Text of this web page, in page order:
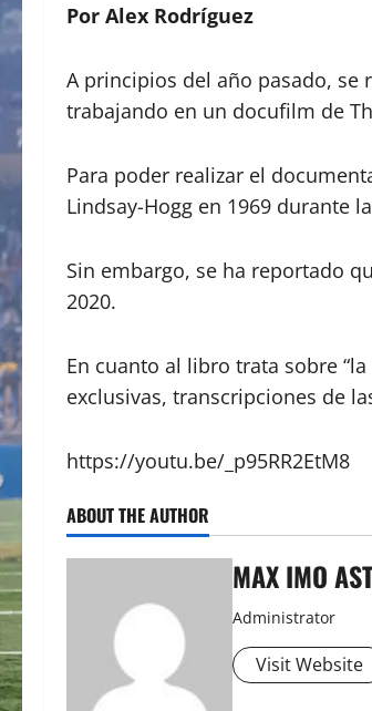
Por Alex Rodríguez
A principios del año pasado, se
trabajando en un docufilm de
Para poder realizar el
Lindsay-Hogg en 1969 durante
Sin embargo, se ha reportado
2020.
En cuanto al libro trata sobre
exclusivas, transcripciones de
https://youtu.be/_p95RR2EtM8
ABOUT THE AUTHOR
MAX IMO
Administrator
Visit Website